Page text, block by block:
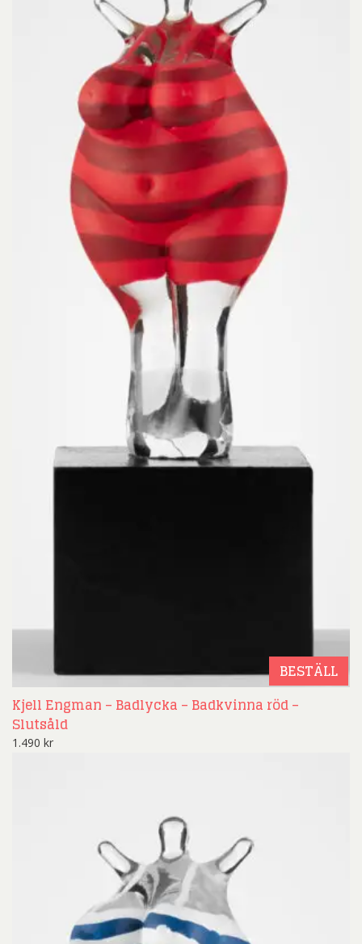
BESTÄLL
Kjell Engman – Badlycka – Badkvinna röd –
Slutsåld
1.490 kr